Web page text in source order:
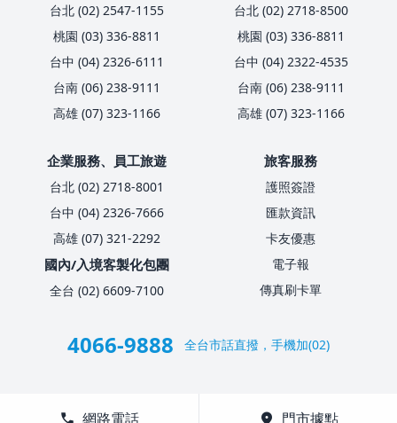
台北 (02) 2547-1155
桃園 (03) 336-8811
台中 (04) 2326-6111
台南 (06) 238-9111
高雄 (07) 323-1166
台北 (02) 2718-8500
桃園 (03) 336-8811
台中 (04) 2322-4535
台南 (06) 238-9111
高雄 (07) 323-1166
企業服務、員工旅遊
台北 (02) 2718-8001
台中 (04) 2326-7666
高雄 (07) 321-2292
國內/入境客製化包團
全台 (02) 6609-7100
旅客服務
護照簽證
匯款資訊
卡友優惠
電子報
傳真刷卡單
4066-9888 全台市話直撥，手機加(02)
call 網路電話 location_on 門市據點